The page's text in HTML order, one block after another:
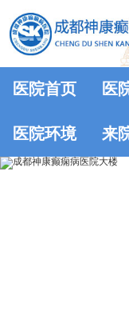
医院首页 医
医院环境 来